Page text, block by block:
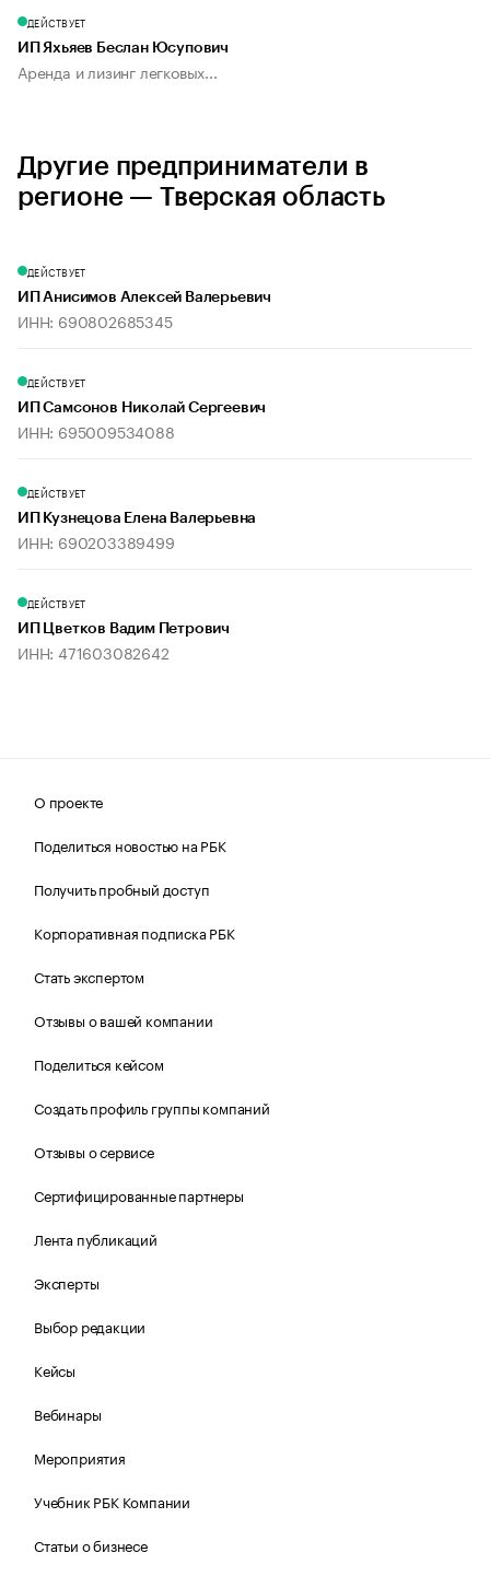
ДЕЙСТВУЕТ
ИП Яхьяев Беслан Юсупович
Аренда и лизинг легковых...
Другие предприниматели в
регионе — Тверская область
ДЕЙСТВУЕТ
ИП Анисимов Алексей Валерьевич
ИНН: 690802685345
ДЕЙСТВУЕТ
ИП Самсонов Николай Сергеевич
ИНН: 695009534088
ДЕЙСТВУЕТ
ИП Кузнецова Елена Валерьевна
ИНН: 690203389499
ДЕЙСТВУЕТ
ИП Цветков Вадим Петрович
ИНН: 471603082642
О проекте
Поделиться новостью на РБК
Получить пробный доступ
Корпоративная подписка РБК
Стать экспертом
Отзывы о вашей компании
Поделиться кейсом
Создать профиль группы компаний
Отзывы о сервисе
Сертифицированные партнеры
Лента публикаций
Эксперты
Выбор редакции
Кейсы
Вебинары
Мероприятия
Учебник РБК Компании
Статьи о бизнесе